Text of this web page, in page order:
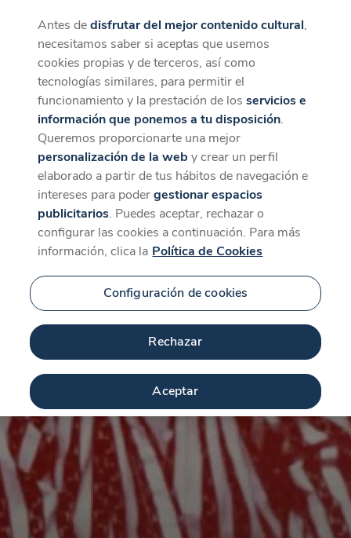
CaixaForum+
La mejor experiencia desde la App
Descargar
Antes dedisfrutar del mejor contenido cultural,
necesitamos saber si aceptas que usemos
cookies propias y de terceros, así como
tecnologías similares, para permitir el
funcionamiento y la prestación de losservicios e
información que ponemos a tu disposición.
Queremos proporcionarte una mejor
personalización de la web y crear un perfil
elaborado a partir de tus hábitos de navegación e
intereses para podergestionar espacios
publicitarios. Puedes aceptar, rechazar o
configurar las cookies a continuación. Para más
información, clica la Política de Cookies
Configuración de cookies
Rechazar
Aceptar